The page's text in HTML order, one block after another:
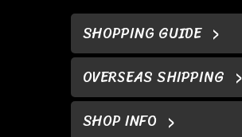
SHOPPING GUIDE
OVERSEAS SHIPPING
SHOP INFO